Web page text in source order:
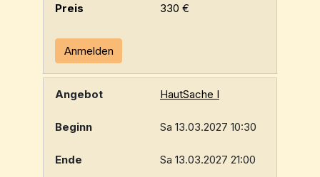
330 €
Anmelden
HautSache I
Sa 13.03.2027 10:30
Sa 13.03.2027 21:00